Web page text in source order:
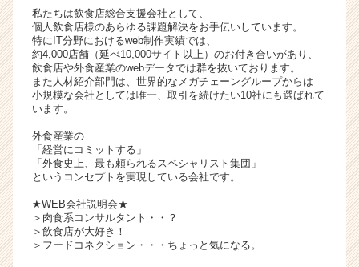
が
届
く
就
活
サ
ア
キ
ア
（C
私たちは飲食店総合支援会社として、
個人飲食店様のあらゆる課題解決をお手伝いしています。
特にIT分野におけるweb制作実績では、
約4,000店舗（延べ10,000サイト以上）のお付き合いがあり、
飲食店や外食産業のwebデータでは群を抜いております。
また人材紹介部門は、世界的なメガチェーングループからは
小規模な会社としては唯一、取引を続けたい10社にも選ばれて
います。
外食産業の
「経営にコミットする」
「外食史上、最も頼られるスペシャリスト集団」
というコンセプトを実現している会社です。
★WEB会社説明会★
＞肉食系コンサルタント・・？
＞飲食店が大好き！
＞フードコネクション・・・ちょっと気になる。